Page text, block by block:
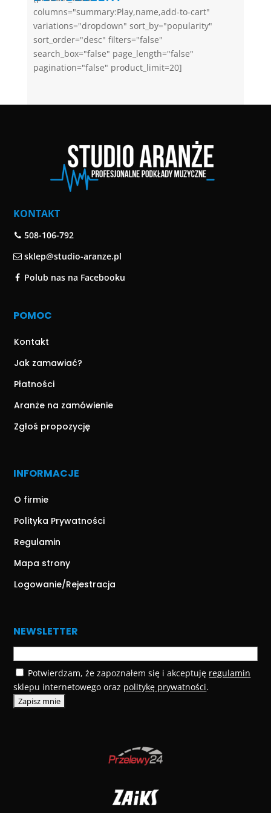
columns="summary:Play,name,add-to-cart"
variations="dropdown" sort_by="popularity"
sort_order="desc" filters="false"
search_box="false" page_length="false"
pagination="false" product_limit=20]
KONTAKT
508-106-792
sklep@studio-aranze.pl
Polub nas na Facebooku
POMOC
Kontakt
Jak zamawiać?
Płatności
Aranże na zamówienie
Zgłoś propozycję
INFORMACJE
O firmie
Polityka Prywatności
Regulamin
Mapa strony
Logowanie/Rejestracja
NEWSLETTER
Potwierdzam, że zapoznałem się i akceptuję regulamin
sklepu internetowego oraz politykę prywatności.